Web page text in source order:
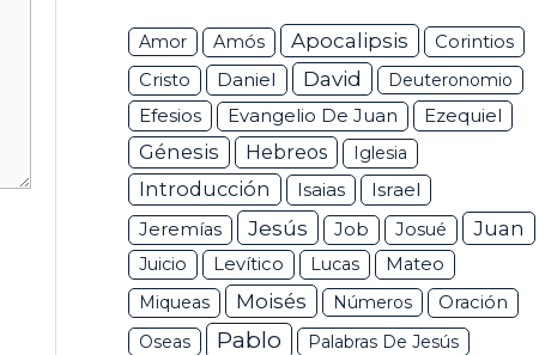
Amor Amós Apocalipsis Corintios
Cristo Daniel David Deuteronomio
Efesios Evangelio De Juan Ezequiel
Génesis Hebreos Iglesia
Introducción Isaias Israel
Jeremías Jesús Job Josué Juan
Juicio Levítico Lucas
Mateo
Miqueas
Moisés Números
Oración
Oseas
Pablo Palabras De Jesús